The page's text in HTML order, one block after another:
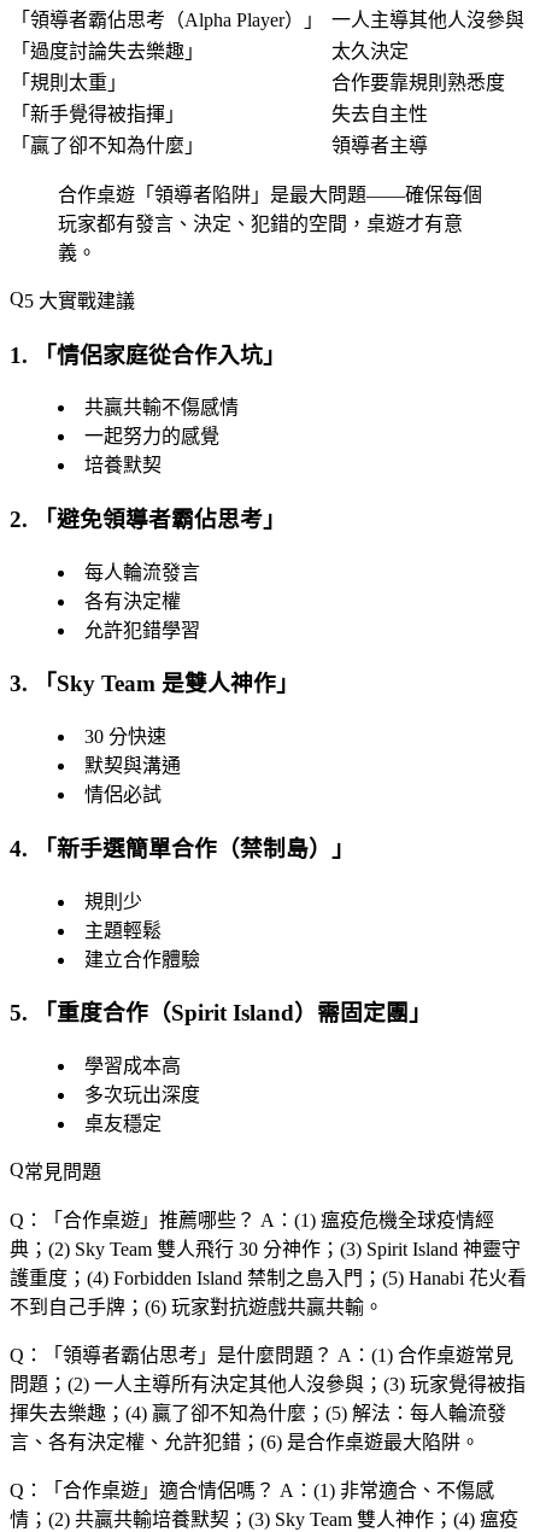
「 領導者霸佔思考（Alpha Player） 」
一人主導其他人沒參與
「 過度討論失去樂趣 」
太久決定
「 規則太重 」
合作要靠規則熟悉度
「 新手覺得被指揮 」
失去自主性
「 贏了卻不知為什麼 」 領導者主導
合作桌遊「 領導者陷阱 」是最大問題——確保每個
玩家都有發言、決定、犯錯的空間，桌遊才有意
義。
5 大實戰建議
1. 「情侶家庭從合作入坑 」
共贏共輸不傷感情
一起努力的感覺
培養默契
2. 「避免領導者霸佔思考 」
每人輪流發言
各有決定權
允許犯錯學習
3. 「 Sky Team 是雙人神作 」
30 分快速
默契與溝通
情侶必試
4. 「新手選簡單合作（禁制島） 」
規則少
主題輕鬆
建立合作體驗
5. 「 重度合作（Spirit Island）需固定團 」
學習成本高
多次玩出深度
桌友穩定
常見問題
Q：「 合作桌遊 」推薦哪些？ A：(1) 瘟疫危機全球疫情經
典；(2) Sky Team 雙人飛行 30 分神作；(3) Spirit Island 神靈守
護重度；(4) Forbidden Island 禁制之島入門；(5) Hanabi 花火看
不到自己手牌；(6) 玩家對抗遊戲共贏共輸。
Q：「 領導者霸佔思考 」是什麼問題？ A：(1) 合作桌遊常見
問題；(2) 一人主導所有決定其他人沒參與；(3) 玩家覺得被指
揮失去樂趣；(4) 贏了卻不知為什麼；(5) 解法：每人輪流發
言、各有決定權、允許犯錯；(6) 是合作桌遊最大陷阱。
Q：「 合作桌遊 」適合情侶嗎？ A：(1) 非常適合、不傷感
情；(2) 共贏共輸培養默契；(3) Sky Team 雙人神作；(4) 瘟疫